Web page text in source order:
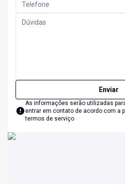
Enviar
As informações serão utilizadas
entrar em contato de acordo com a
termos de serviço